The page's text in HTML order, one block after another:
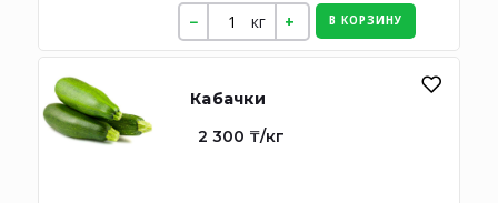
кг В КОРЗИНУ
Кабачки
2 300 ₸/кг